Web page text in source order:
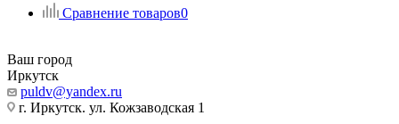
Сравнение товаров0
Ваш город
Иркутск
puldv@yandex.ru
г. Иркутск. ул. Кожзаводская 1